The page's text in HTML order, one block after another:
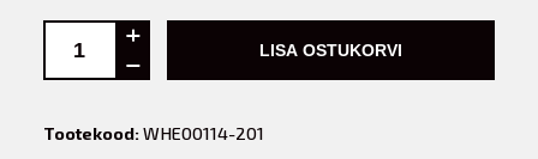
LISA OSTUKORVI
Tootekood:WHE00114-201